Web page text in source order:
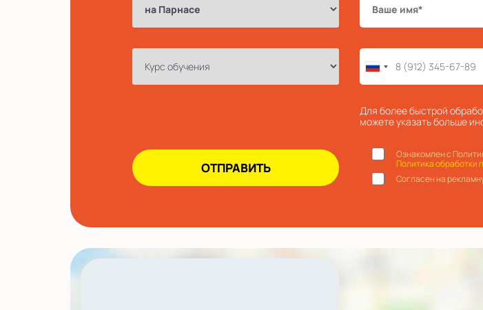
Для более быстрой
можете указать больше
Ознакомлен с
Политика обработки
Согласен на